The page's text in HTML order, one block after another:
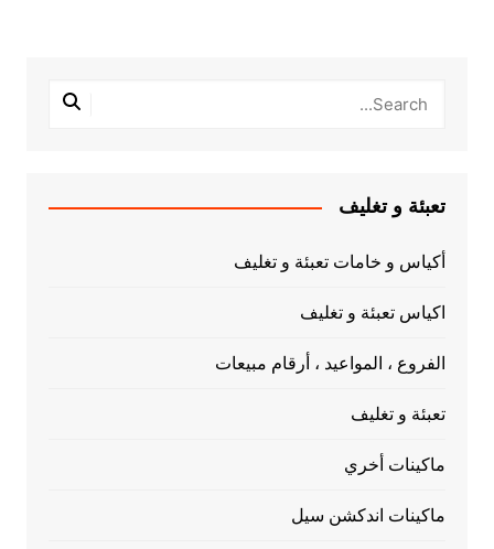
تعبئة و تغليف
أكياس و خامات تعبئة و تغليف
اكياس تعبئة و تغليف
الفروع ، المواعيد ، أرقام مبيعات
تعبئة و تغليف
ماكينات أخري
ماكينات اندكشن سيل